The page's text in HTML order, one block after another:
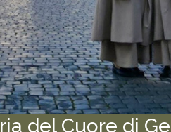
del Cuore di